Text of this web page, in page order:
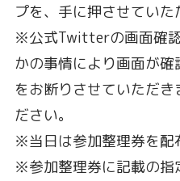
プを、手に押させていた
※公式Twitterの画面確
かの事情により画面が
をお断りさせていただ
ださい。
※当日は参加整理券を配
※参加整理券に記載の指